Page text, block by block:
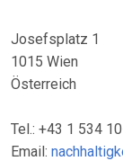
Josefsplatz 1
1015 Wien
Österreich
Tel.: +43 1 534
Email: